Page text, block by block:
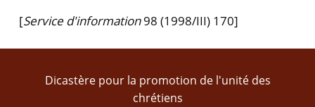
[Service d'information98 (1998/III) 170]
Dicastère pour la promotion de l'unité des
chrétiens